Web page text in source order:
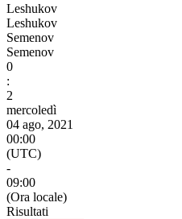
Leshukov
Leshukov
Semenov
Semenov
0
:
2
mercoledì
04 ago, 2021
00:00
(UTC)
-
09:00
(Ora locale)
Risultati